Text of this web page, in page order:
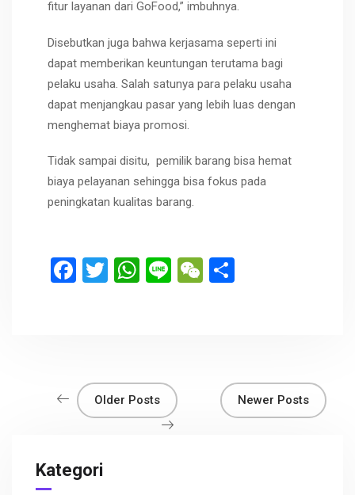
fitur layanan dari GoFood,” imbuhnya.
Disebutkan juga bahwa kerjasama seperti ini
dapat memberikan keuntungan terutama bagi
pelaku usaha. Salah satunya para pelaku usaha
dapat menjangkau pasar yang lebih luas dengan
menghemat biaya promosi.
Tidak sampai disitu, pemilik barang bisa hemat
biaya pelayanan sehingga bisa fokus pada
peningkatan kualitas barang.
F
o
k
T
W
p
p
Li
W
Older Posts Newer Posts
Kategori